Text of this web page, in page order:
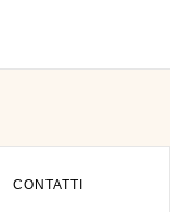
CONTATTI